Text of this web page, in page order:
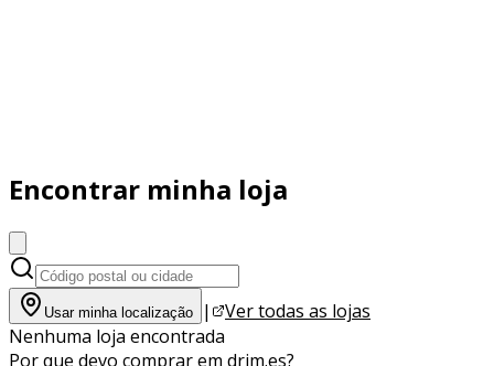
Encontrar minha loja
Usar minha localização |
Ver todas as lojas
Nenhuma loja encontrada
Por que devo comprar em drim.es?